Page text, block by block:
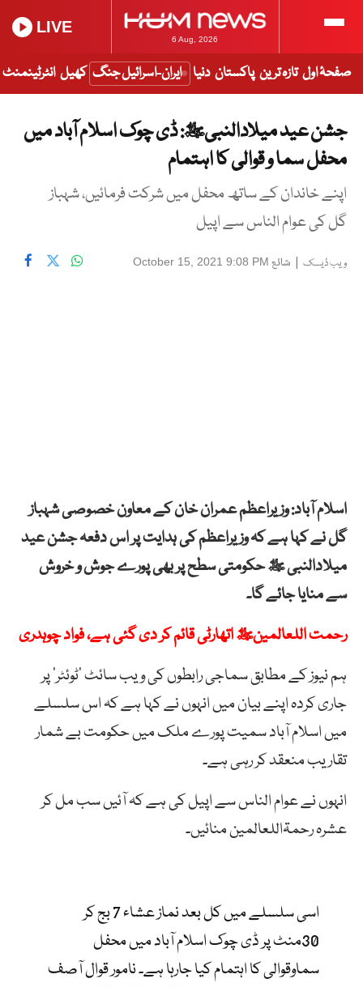
6 Aug, 2026
LIVE
صفحۂ اول تازہ ترین پاکستان دنیا ایران-اسرائیل جنگ کھیل انٹرٹینمنٹ
جشن عید میلادالنبیﷺ: ڈی چوک اسلام آباد میں
محفل سما و قوالی کا اہتمام
اپنے خاندان کے ساتھ محفل میں شرکت فرمائیں، شہباز
گل کی عوام الناس سے اپیل
ویب ڈیسک | شائع October 15, 2021 9:08 PM
اسلام آباد: ‏وزیراعظم عمران خان کے معاون خصوصی شہباز
گل نے کہا ہے کہ وزیراعظم کی ہدایت پر اس دفعہ جشن عید
میلادالنبی ﷺ حکومتی سطح پر بھی پورے جوش و خروش
سے منایا جائے گا۔
رحمت اللعالمینﷺ اتھارٹی قائم کر دی گئی ہے، فواد چوہدری
ہم نیوز کے مطابق سماجی رابطوں کی ویب سائٹ ’ٹوئٹر‘ پر
جاری کردہ اپنے بیان میں انہوں نے کہا ہے کہ اس سلسلے
میں اسلام آباد سمیت پورے ملک میں حکومت بے شمار
تقاریب منعقد کر رہی ہے۔
انہوں نے عوام الناس سے اپیل کی ہے کہ آئیں سب مل کر
عشرہ رحمۃاللعالمین منائیں۔
اسی سلسلے میں کل بعد نماز عشاء 7 بج کر
30منٹ پر ڈی چوک اسلام آباد میں محفل
سماوقوالی کا اہتمام کیا جارہا ہے۔ نامور قوال آصف